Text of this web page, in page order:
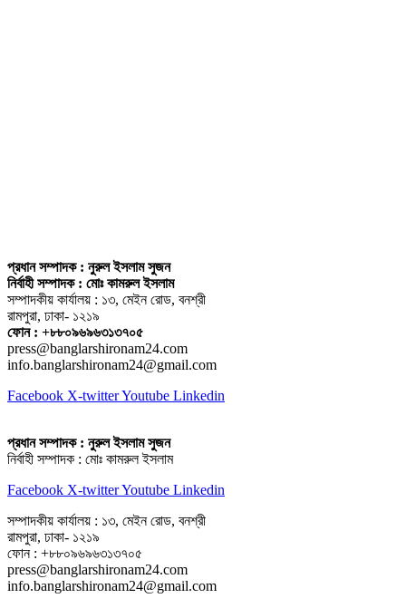
প্রধান সম্পাদক : নুরুল ইসলাম সুজন
নির্বাহী সম্পাদক : মোঃ কামরুল ইসলাম
সম্পাদকীয় কার্যালয় : ১৩, মেইন রোড, বনশ্রী
রামপুরা, ঢাকা- ১২১৯
ফোন : +৮৮০৯৬৯৬৩১৩৭০৫
press@banglarshironam24.com
info.banglarshironam24@gmail.com
Facebook X-twitterYoutube Linkedin
প্রধান সম্পাদক : নুরুল ইসলাম সুজন
নির্বাহী সম্পাদক : মোঃ কামরুল ইসলাম
Facebook X-twitterYoutube Linkedin
সম্পাদকীয় কার্যালয় : ১৩, মেইন রোড, বনশ্রী
রামপুরা, ঢাকা- ১২১৯
ফোন : +৮৮০৯৬৯৬৩১৩৭০৫
press@banglarshironam24.com
info.banglarshironam24@gmail.com